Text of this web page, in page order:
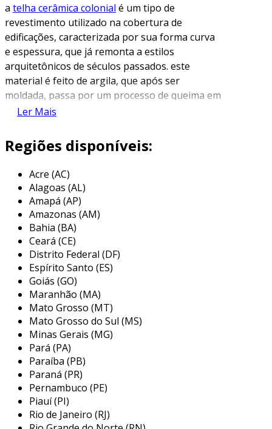
a telha cerâmica colonial é um tipo de
revestimento utilizado na cobertura de
edificações, caracterizada por sua forma curva
e espessura, que já remonta a estilos
arquitetônicos de séculos passados. este
material é feito de argila, que após ser
moldada, passa por um processo de queima em
altas temperaturas, resultando em um produto
as telhas cerâmicas coloniais são valorosas em
tradicional, sendo altamente apreciadas em
construções em regiões de clima quente e seco,
em razão de suas propriedades térmicas. além
de sua funcionalidade, elas trazem um apelo
estético que harmoniza com diferentes estilos
de arquitetura, desde casas de campo até
edifícios em áreas urbanas.
principais aplicações da telha
cerâmica colonial
as telhas cerâmicas coloniais são amplamente
utilizadas em várias aplicações, principalmente
em construções residenciais e comerciais que
buscam uma estética diferenciada. elas se
destacam na proteção contra chuvas e sol, além
de conferirem um charme especial às
edificações. algumas das principais aplicações
Ler Mais
Regiões disponíveis:
Acre (AC)
Alagoas (AL)
Amapá (AP)
Amazonas (AM)
Bahia (BA)
Ceará (CE)
Distrito Federal (DF)
Espírito Santo (ES)
Goiás (GO)
Maranhão (MA)
Mato Grosso (MT)
Mato Grosso do Sul (MS)
Minas Gerais (MG)
Pará (PA)
Paraíba (PB)
Paraná (PR)
Pernambuco (PE)
Piauí (PI)
Rio de Janeiro (RJ)